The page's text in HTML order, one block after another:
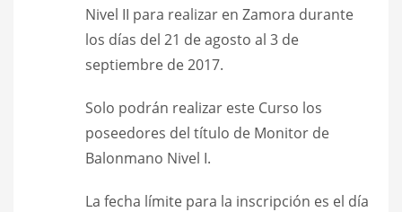
Nivel II para realizar en Zamora durante
los días del 21 de agosto al 3 de
septiembre de 2017.
Solo podrán realizar este Curso los
poseedores del título de Monitor de
Balonmano Nivel I.
La fecha límite para la inscripción es el día